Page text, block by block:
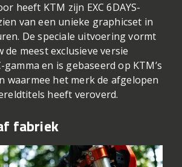
heeft KTM zijn EXC 6DAYS-
van een unieke graphicset in
De speciale uitvoering vormt
meest exclusieve versie
gamma en is gebaseerd op KTM’s
waarmee het merk de afgelopen
heeft veroverd.
fabriek